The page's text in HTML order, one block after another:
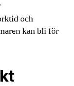
och
kan bli för